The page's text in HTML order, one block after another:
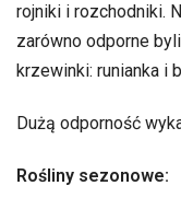
rojniki i rozchodniki.
zarówno odporne
krzewinki: runianka i
Dużą odporność
Rośliny sezonowe: